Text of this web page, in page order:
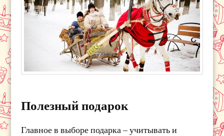
Полезный подарок
Главное в выборе подарка – учитывать и